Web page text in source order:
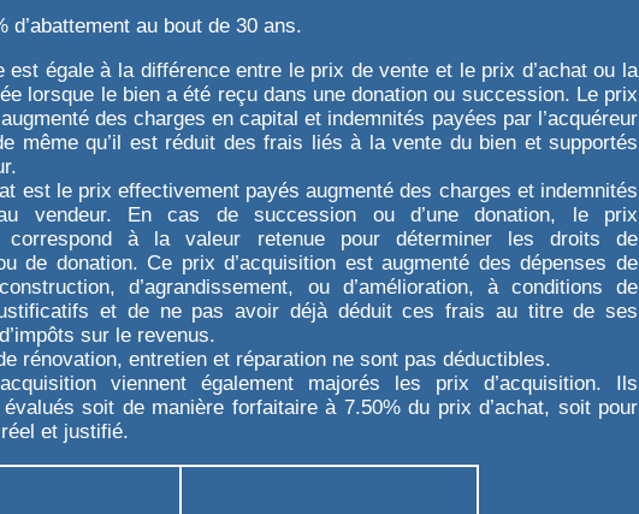
d’abattement au bout de 30 ans.
est égale à la différence entre le prix de vente et le prix d’achat ou la
lorsque le bien a été reçu dans une donation ou succession. Le prix
des charges en capital et indemnités payées par l’acquéreur
même qu’il est réduit des frais liés à la vente du bien et supportés
est le prix effectivement payés augmenté des charges et indemnités
vendeur. En cas de succession ou d’une donation, le prix
correspond à la valeur retenue pour déterminer les droits de
de donation. Ce prix d’acquisition est augmenté des dépenses de
d’agrandissement, ou d’amélioration, à conditions de
et de ne pas avoir déjà déduit ces frais au titre de ses
sur le revenus.
rénovation, entretien et réparation ne sont pas déductibles.
viennent également majorés les prix d’acquisition. Ils
soit de manière forfaitaire à 7.50% du prix d’achat, soit pour
et justifié.